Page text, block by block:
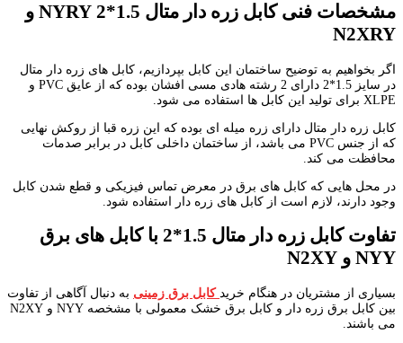
مشخصات فنی کابل زره دار متال 1.5*2 NYRY و
N2XRY
اگر بخواهیم به توضیح ساختمان این کابل بپردازیم، کابل های زره دار متال
در سایز 1.5*2 دارای 2 رشته هادی مسی افشان بوده که از عایق PVC و
XLPE برای تولید این کابل ها استفاده می شود.
کابل زره دار متال دارای زره میله ای بوده که این زره قبا از روکش نهایی
که از جنس PVC می باشد، از ساختمان داخلی کابل در برابر صدمات
محافظت می کند.
در محل هایی که کابل های برق در معرض تماس فیزیکی و قطع شدن کابل
وجود دارند، لازم است از کابل های زره دار استفاده شود.
تفاوت کابل زره دار متال 1.5*2 با کابل های برق
NYY و N2XY
بسیاری از مشتریان در هنگام خرید کابل برق زمینی به دنبال آگاهی از تفاوت
بین کابل برق زره دار و کابل برق خشک معمولی با مشخصه NYY و N2XY
می باشند.